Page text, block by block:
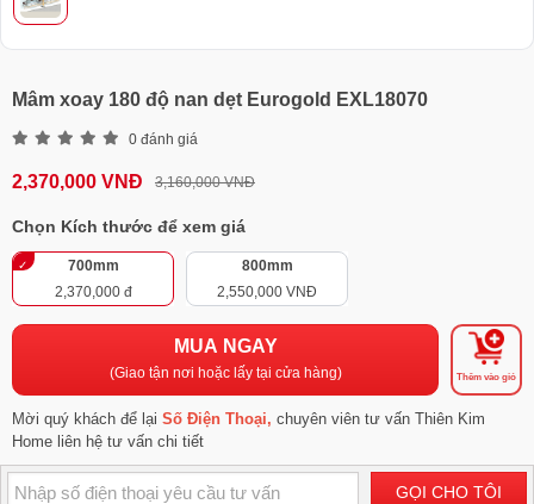
Mâm xoay 180 độ nan dẹt Eurogold EXL18070
0 đánh giá
2,370,000 VNĐ 3,160,000 VNĐ
Chọn Kích thước để xem giá
700mm
2,370,000 đ
800mm
2,550,000 VNĐ
MUA NGAY
(Giao tận nơi hoặc lấy tại cửa hàng) Thêm vào giỏ
Mời quý khách để lại Số Điện Thoại, chuyên viên tư vấn Thiên Kim
Home liên hệ tư vấn chi tiết
GỌI CHO TÔI